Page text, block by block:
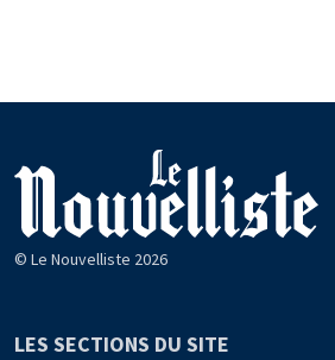
© Le Nouvelliste 2026
LES SECTIONS DU SITE